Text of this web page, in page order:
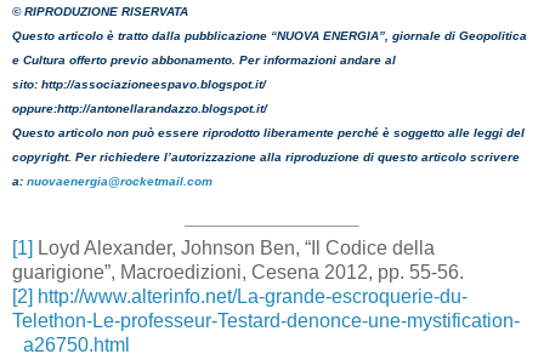
© RIPRODUZIONE RISERVATA
Questo articolo è tratto dalla pubblicazione “NUOVA ENERGIA”, giornale di Geopolitica
e Cultura offerto previo abbonamento. Per informazioni andare al
sito: http://associazioneespavo.blogspot.it/
oppure:http://antonellarandazzo.blogspot.it/
Questo articolo non può essere riprodotto liberamente perché è soggetto alle leggi del
copyright. Per richiedere l’autorizzazione alla riproduzione di questo articolo scrivere
a: nuovaenergia@rocketmail.com
[1] Loyd Alexander, Johnson Ben, “Il Codice della
guarigione”, Macroedizioni, Cesena 2012, pp. 55-56.
[2] http://www.alterinfo.net/La-grande-escroquerie-du-
Telethon-Le-professeur-Testard-denonce-une-mystification-
_a26750.html